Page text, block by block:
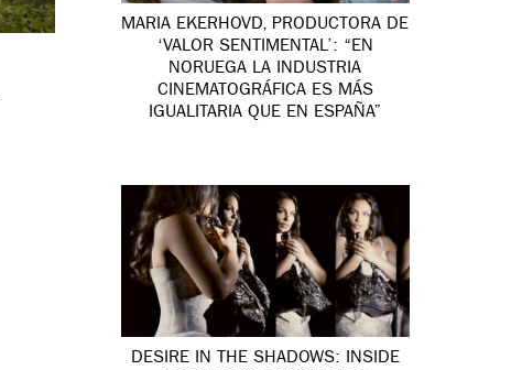
MARIA EKERHOVD, PRODUCTORA DE
‘VALOR SENTIMENTAL’: “EN
NORUEGA LA INDUSTRIA
CINEMATOGRÁFICA ES MÁS
IGUALITARIA QUE EN ESPAÑA”
DESIRE IN THE SHADOWS: INSIDE